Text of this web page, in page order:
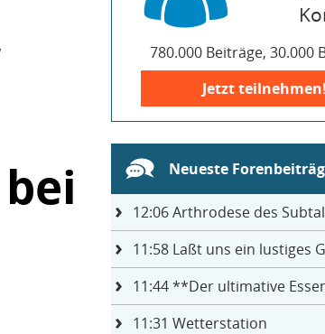
780.000 Beiträge, 30.000
Jetzt teilnehmen!
Neueste
12:06Arthrodese des
11:58Laßt uns ein lustiges Gedicht
11:44**Der ultimative
11:31 Wetterstation